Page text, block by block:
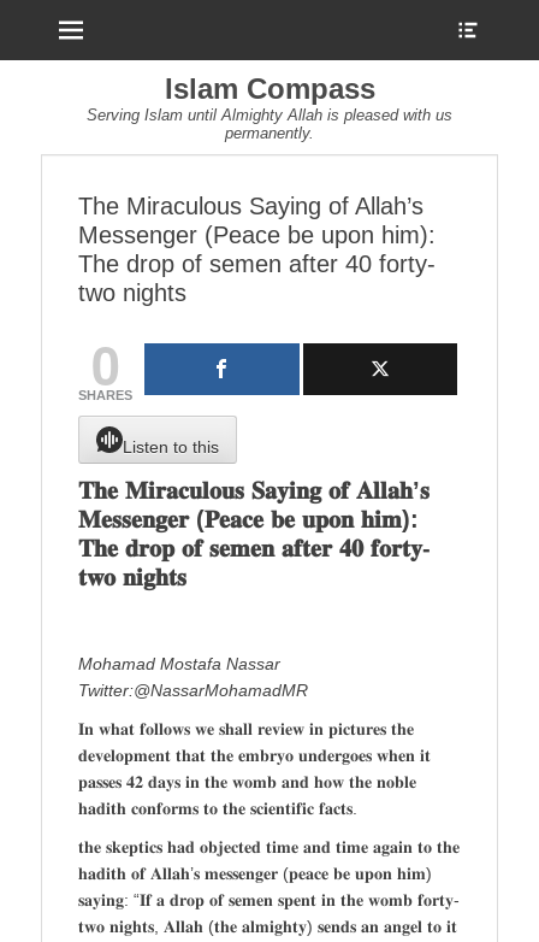
Islam Compass
Serving Islam until Almighty Allah is pleased with us
permanently.
The Miraculous Saying of Allah’s
Messenger (Peace be upon him):
The drop of semen after 40 forty-
two nights
0
SHARES
Listen to this
𝐓𝐡𝐞 𝐌𝐢𝐫𝐚𝐜𝐮𝐥𝐨𝐮𝐬 𝐒𝐚𝐲𝐢𝐧𝐠 𝐨𝐟 𝐀𝐥𝐥𝐚𝐡’𝐬
𝐌𝐞𝐬𝐬𝐞𝐧𝐠𝐞𝐫 (𝐏𝐞𝐚𝐜𝐞 𝐛𝐞 𝐮𝐩𝐨𝐧 𝐡𝐢𝐦):
𝐓𝐡𝐞 𝐝𝐫𝐨𝐩 𝐨𝐟 𝐬𝐞𝐦𝐞𝐧 𝐚𝐟𝐭𝐞𝐫 𝟒𝟎 𝐟𝐨𝐫𝐭𝐲-
𝐭𝐰𝐨 𝐧𝐢𝐠𝐡𝐭𝐬
Mohamad Mostafa Nassar
Twitter:@NassarMohamadMR
𝐈𝐧 𝐰𝐡𝐚𝐭 𝐟𝐨𝐥𝐥𝐨𝐰𝐬 𝐰𝐞 𝐬𝐡𝐚𝐥𝐥 𝐫𝐞𝐯𝐢𝐞𝐰 𝐢𝐧 𝐩𝐢𝐜𝐭𝐮𝐫𝐞𝐬 𝐭𝐡𝐞
𝐝𝐞𝐯𝐞𝐥𝐨𝐩𝐦𝐞𝐧𝐭 𝐭𝐡𝐚𝐭 𝐭𝐡𝐞 𝐞𝐦𝐛𝐫𝐲𝐨 𝐮𝐧𝐝𝐞𝐫𝐠𝐨𝐞𝐬 𝐰𝐡𝐞𝐧 𝐢𝐭
𝐩𝐚𝐬𝐬𝐞𝐬 𝟒𝟐 𝐝𝐚𝐲𝐬 𝐢𝐧 𝐭𝐡𝐞 𝐰𝐨𝐦𝐛 𝐚𝐧𝐝 𝐡𝐨𝐰 𝐭𝐡𝐞 𝐧𝐨𝐛𝐥𝐞
𝐡𝐚𝐝𝐢𝐭𝐡 𝐜𝐨𝐧𝐟𝐨𝐫𝐦𝐬 𝐭𝐨 𝐭𝐡𝐞 𝐬𝐜𝐢𝐞𝐧𝐭𝐢𝐟𝐢𝐜 𝐟𝐚𝐜𝐭𝐬.
𝐭𝐡𝐞 𝐬𝐤𝐞𝐩𝐭𝐢𝐜𝐬 𝐡𝐚𝐝 𝐨𝐛𝐣𝐞𝐜𝐭𝐞𝐝 𝐭𝐢𝐦𝐞 𝐚𝐧𝐝 𝐭𝐢𝐦𝐞 𝐚𝐠𝐚𝐢𝐧 𝐭𝐨 𝐭𝐡𝐞
𝐡𝐚𝐝𝐢𝐭𝐡 𝐨𝐟 𝐀𝐥𝐥𝐚𝐡’𝐬 𝐦𝐞𝐬𝐬𝐞𝐧𝐠𝐞𝐫 (𝐩𝐞𝐚𝐜𝐞 𝐛𝐞 𝐮𝐩𝐨𝐧 𝐡𝐢𝐦)
𝐬𝐚𝐲𝐢𝐧𝐠: “𝐈𝐟 𝐚 𝐝𝐫𝐨𝐩 𝐨𝐟 𝐬𝐞𝐦𝐞𝐧 𝐬𝐩𝐞𝐧𝐭 𝐢𝐧 𝐭𝐡𝐞 𝐰𝐨𝐦𝐛 𝐟𝐨𝐫𝐭𝐲-
𝐭𝐰𝐨 𝐧𝐢𝐠𝐡𝐭𝐬, 𝐀𝐥𝐥𝐚𝐡 (𝐭𝐡𝐞 𝐚𝐥𝐦𝐢𝐠𝐡𝐭𝐲) 𝐬𝐞𝐧𝐝𝐬 𝐚𝐧 𝐚𝐧𝐠𝐞𝐥 𝐭𝐨 𝐢𝐭